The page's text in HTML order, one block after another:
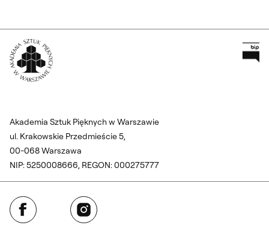
Akademia Sztuk Pięknych w Warszawie
ul. Krakowskie Przedmieście 5,
00-068 Warszawa
NIP: 5250008666, REGON: 000275777
Facebook Instagram